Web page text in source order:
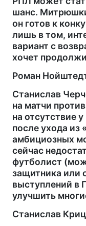
шанс.
он готов к
лишь в том,
вариант с
хочет
Роман
Станислав
на матчи
на отсутствие
после ухода из
амбициозных
сейчас
футболист
защитника или
выступлений в
улучшить
Станислав